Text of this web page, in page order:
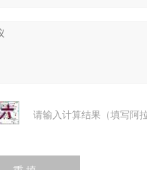
请输入计算结果（填写阿